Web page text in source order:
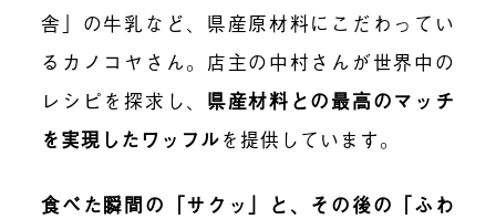
舎」の牛乳など、県産原材料にこだわってい
るカノコヤさん。店主の中村さんが世界中の
レシピを探求し、 県産材料との最高のマッチ
を実現したワッフルを提供しています。
食べた瞬間の「サクッ」と、その後の「ふわ